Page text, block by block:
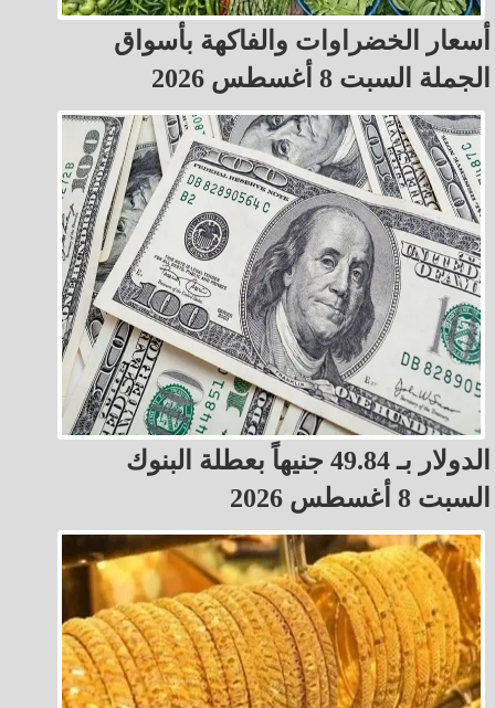
أسعار الخضراوات والفاكهة بأسواق
الجملة السبت 8 أغسطس 2026
الدولار بـ 49.84 جنيهاً بعطلة البنوك
السبت 8 أغسطس 2026